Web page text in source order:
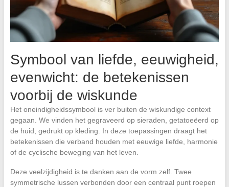
Symbool van liefde, eeuwigheid,
evenwicht: de betekenissen
voorbij de wiskunde
Het oneindigheidssymbool is ver buiten de wiskundige context
gegaan. We vinden het gegraveerd op sieraden, getatoeëerd op
de huid, gedrukt op kleding. In deze toepassingen draagt het
betekenissen die verband houden met eeuwige liefde, harmonie
of de cyclische beweging van het leven.
Deze veelzijdigheid is te danken aan de vorm zelf. Twee
symmetrische lussen verbonden door een centraal punt roepen